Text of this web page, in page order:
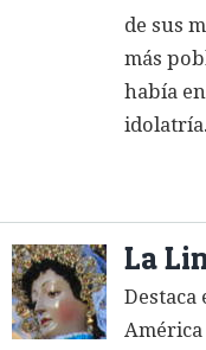
de sus
más
había
La
Destaca